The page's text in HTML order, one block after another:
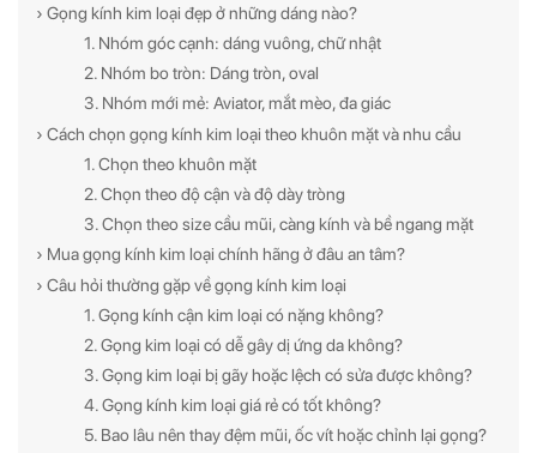
› Gọng kính kim loại đẹp ở những dáng nào?
1. Nhóm góc cạnh: dáng vuông, chữ nhật
2. Nhóm bo tròn: Dáng tròn, oval
3. Nhóm mới mẻ: Aviator, mắt mèo, đa giác
› Cách chọn gọng kính kim loại theo khuôn mặt và nhu cầu
1. Chọn theo khuôn mặt
2. Chọn theo độ cận và độ dày tròng
3. Chọn theo size cầu mũi, càng kính và bề ngang mặt
› Mua gọng kính kim loại chính hãng ở đâu an tâm?
› Câu hỏi thường gặp về gọng kính kim loại
1. Gọng kính cận kim loại có nặng không?
2. Gọng kim loại có dễ gây dị ứng da không?
3. Gọng kim loại bị gãy hoặc lệch có sửa được không?
4. Gọng kính kim loại giá rẻ có tốt không?
5. Bao lâu nên thay đệm mũi, ốc vít hoặc chỉnh lại gọng?